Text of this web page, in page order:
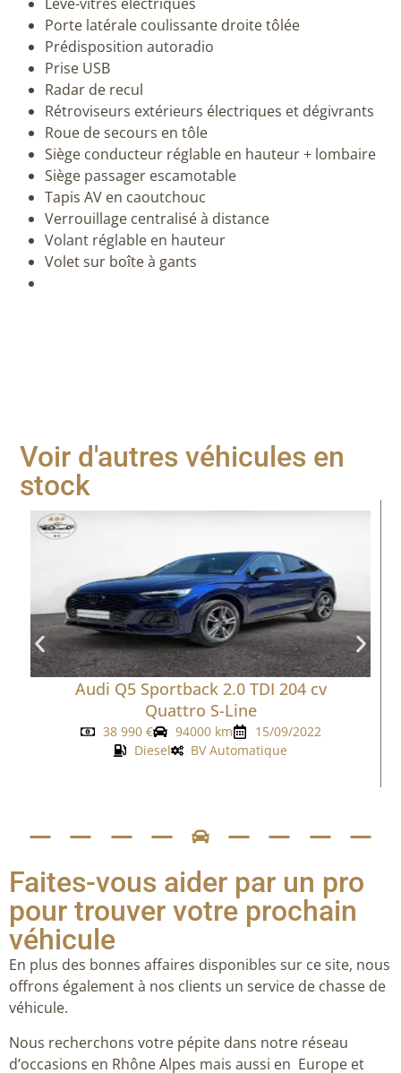
Porte latérale coulissante droite tôlée
Prédisposition autoradio
Prise USB
Radar de recul
Rétroviseurs extérieurs électriques et dégivrants
Roue de secours en tôle
Siège conducteur réglable en hauteur + lombaire
Siège passager escamotable
Tapis AV en caoutchouc
Verrouillage centralisé à distance
Volant réglable en hauteur
Volet sur boîte à gants
Voir d'autres véhicules en
stock
Audi Q5 Sportback 2.0 TDI 204 cv
Quattro S-Line
38 990 € 94000 km
15/09/2022
Diesel
BV Automatique
Faites-vous aider par un pro
pour trouver votre prochain
véhicule
En plus des bonnes affaires disponibles sur ce site, nous
offrons également à nos clients un service de chasse de
véhicule.
Nous recherchons votre pépite dans notre réseau
d’occasions en Rhône Alpes mais aussi en Europe et